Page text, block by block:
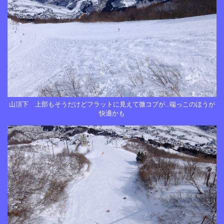
山頂下 上部もそうだけどフラットに見えて微コブが…端っこのほうが
快適かも